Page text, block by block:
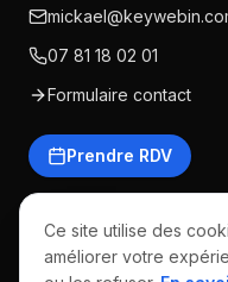
07 81 18 02 01
Formulaire contact
Prendre RDV
Ce site utilise des
améliorer votre